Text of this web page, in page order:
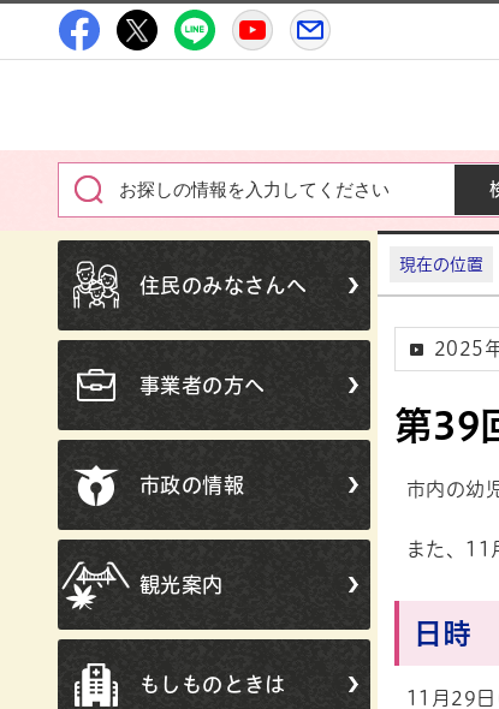
高萩市公式Facebook
高萩市公式X高萩市公式LINE
高萩市YouTube公式チ
住民のみなさんへ
事業者の方へ
市政の情報
観光案内
もしものときは
現在の位置
2025
第39
市内の幼
また、11
日時
11月29